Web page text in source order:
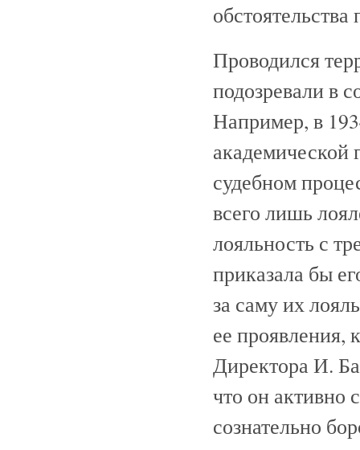
Проводился
подозревали в
Например, в
академической
судебном
всего лишь
лояльность с
приказала бы
за саму их
ее проявления,
Директора И.
что он активно
сознательно